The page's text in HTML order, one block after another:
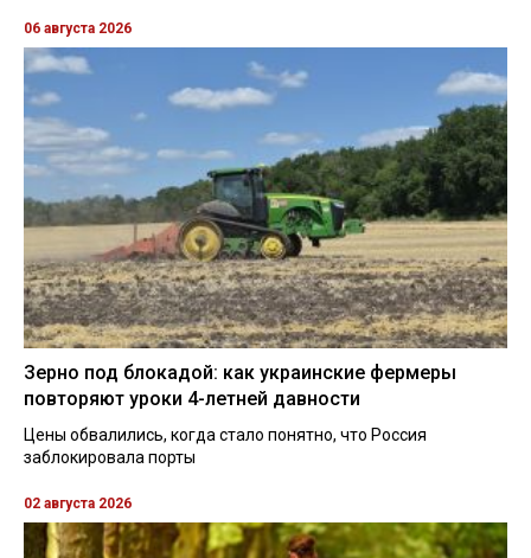
06 августа 2026
Зерно под блокадой: как украинские фермеры
повторяют уроки 4-летней давности
Цены обвалились, когда стало понятно, что Россия
заблокировала порты
02 августа 2026